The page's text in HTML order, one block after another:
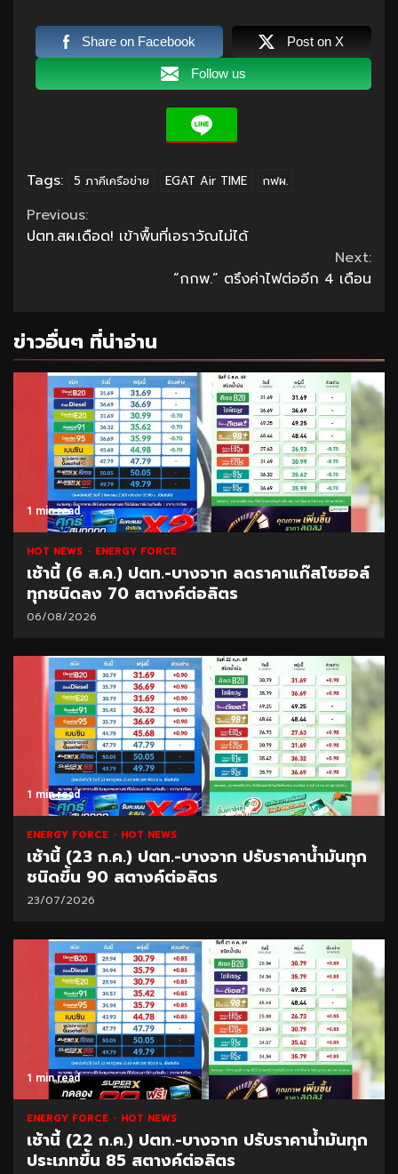
Share on Facebook Post on X
Follow us
Tags: 5 ภาคีเครือข่าย EGAT Air TIME กฟผ.
Continue
Reading
Previous:
ปตท.สผ.เดือด! เข้าพื้นที่เอราวัณไม่ได้
Next:
“กกพ.” ตรึงค่าไฟต่ออีก 4 เดือน
ข่าวอื่นๆ ที่น่าอ่าน
1 min read
HOT NEWS ENERGY FORCE
เช้านี้ (6 ส.ค.) ปตท.-บางจาก ลดราคาแก๊สโซฮอล์
ทุกชนิดลง 70 สตางค์ต่อลิตร
06/08/2026
1 min read
ENERGY FORCE HOT NEWS
เช้านี้ (23 ก.ค.) ปตท.-บางจาก ปรับราคาน้ำมันทุก
ชนิดขึ้น 90 สตางค์ต่อลิตร
23/07/2026
1 min read
ENERGY FORCE HOT NEWS
เช้านี้ (22 ก.ค.) ปตท.-บางจาก ปรับราคาน้ำมันทุก
ประเภทขึ้น 85 สตางค์ต่อลิตร